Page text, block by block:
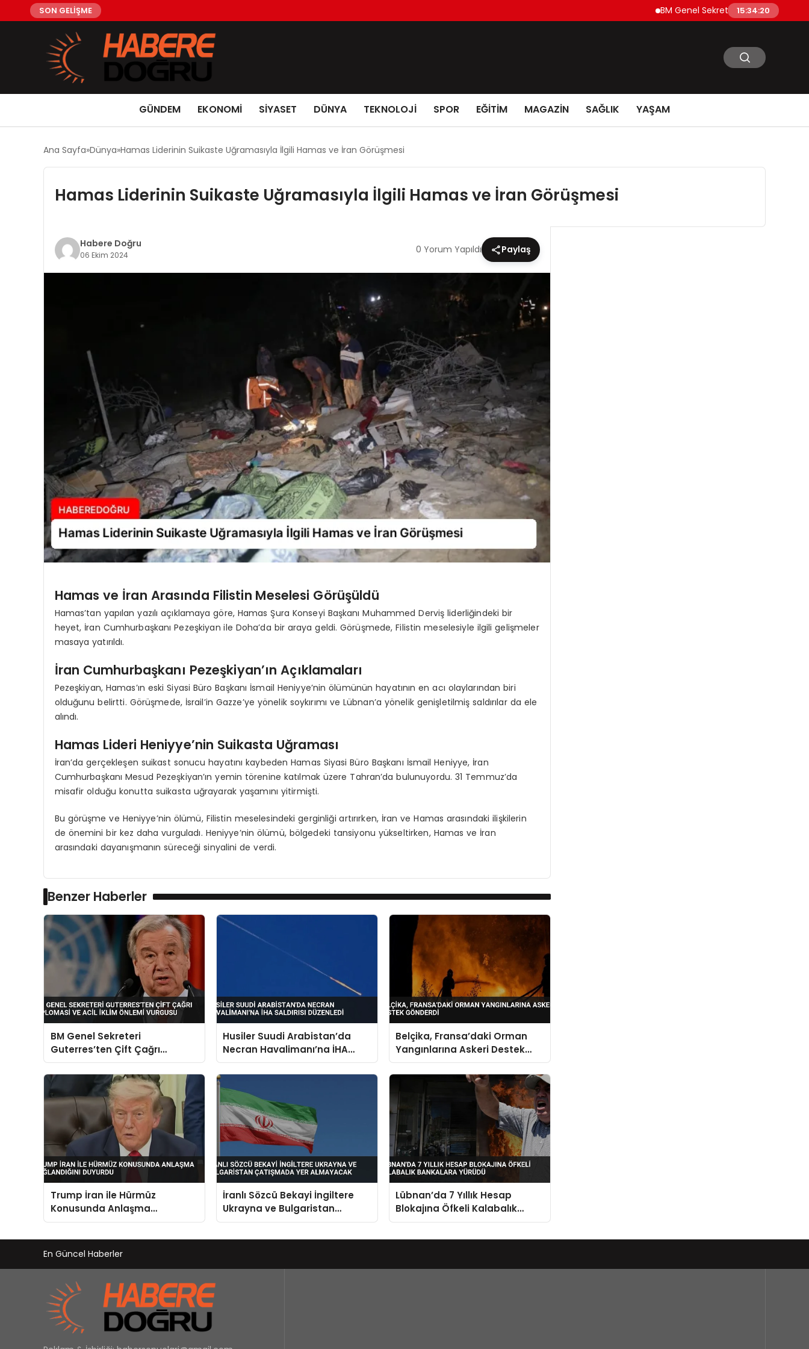
SON GELİŞME BM Genel Sekreteri Guterres’ten Çift
15:34:21
GÜNDEM EKONOMİ SİYASET DÜNYA TEKNOLOJİ SPOR EĞİTİM MAGAZİN SAĞLIK YAŞAM
Ana Sayfa Dünya Hamas Liderinin Suikaste Uğramasıyla İlgili Hamas ve İran Görüşmesi
Hamas Liderinin Suikaste Uğramasıyla İlgili Hamas ve İran Görüşmesi
Habere Doğru
06 Ekim 2024 0 Yorum Yapıldı Paylaş
Hamas ve İran Arasında Filistin Meselesi Görüşüldü
Hamas’tan yapılan yazılı açıklamaya göre, Hamas Şura Konseyi Başkanı Muhammed Derviş liderliğindeki bir
heyet, İran Cumhurbaşkanı Pezeşkiyan ile Doha’da bir araya geldi. Görüşmede, Filistin meselesiyle ilgili gelişmeler
masaya yatırıldı.
İran Cumhurbaşkanı Pezeşkiyan’ın Açıklamaları
Pezeşkiyan, Hamas’ın eski Siyasi Büro Başkanı İsmail Heniyye’nin ölümünün hayatının en acı olaylarından biri
olduğunu belirtti. Görüşmede, İsrail’in Gazze’ye yönelik soykırımı ve Lübnan’a yönelik genişletilmiş saldırılar da ele
alındı.
Hamas Lideri Heniyye’nin Suikasta Uğraması
İran’da gerçekleşen suikast sonucu hayatını kaybeden Hamas Siyasi Büro Başkanı İsmail Heniyye, İran
Cumhurbaşkanı Mesud Pezeşkiyan’ın yemin törenine katılmak üzere Tahran’da bulunuyordu. 31 Temmuz’da
misafir olduğu konutta suikasta uğrayarak yaşamını yitirmişti.
Bu görüşme ve Heniyye’nin ölümü, Filistin meselesindeki gerginliği artırırken, İran ve Hamas arasındaki ilişkilerin
de önemini bir kez daha vurguladı. Heniyye’nin ölümü, bölgedeki tansiyonu yükseltirken, Hamas ve İran
arasındaki dayanışmanın süreceği sinyalini de verdi.
Benzer Haberler
BM Genel Sekreteri
Guterres’ten Çift Çağrı
Diplomasi ve Acil İklim Önlemi
Vurgusu
Husiler Suudi Arabistan’da
Necran Havalimanı’na İHA
Saldırısı Düzenledi
Belçika, Fransa’daki Orman
Yangınlarına Askeri Destek
Gönderdi
Trump İran ile Hürmüz
Konusunda Anlaşma
Sağlandığını Duyurdu
İranlı Sözcü Bekayi İngiltere
Ukrayna ve Bulgaristan
Çatışmada Yer Almayacak
Lübnan’da 7 Yıllık Hesap
Blokajına Öfkeli Kalabalık
Bankalara Yürüdü
En Güncel Haberler